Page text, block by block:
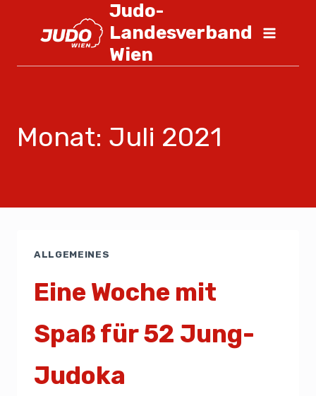
Judo-
Landesverband
Wien
Monat: Juli 2021
ALLGEMEINES
Eine Woche mit
Spaß für 52 Jung-
Judoka